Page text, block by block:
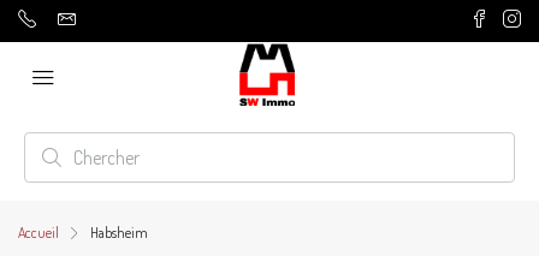
Accueil Habsheim